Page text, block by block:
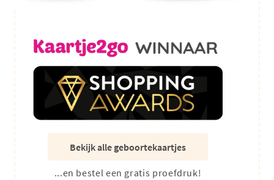
Bekijk alle geboortekaartjes
...en bestel een gratis proefdruk!